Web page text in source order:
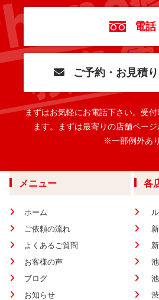
電話
ご予約・お見積
まずはお気軽にお電話下さい。 受付
ます。
まずは最寄りの店舗ページ
※一部例外あり
メニュー
ホーム
ご依頼の流れ
よくあるご質問
お客様の声
ブログ
お知らせ
各